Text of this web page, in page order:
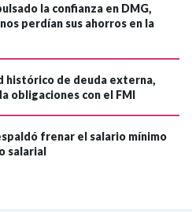
la confianza en DMG,
perdían sus ahorros en la
histórico de deuda externa,
obligaciones con el FMI
frenar el salario mínimo
salarial